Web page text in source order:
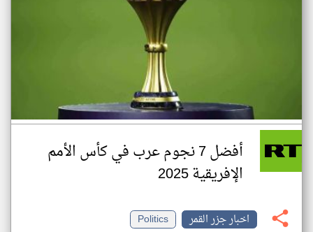
أفضل 7 نجوم عرب في كأس الأمم
الإفريقية 2025
اخبار جزر القمر
Politics